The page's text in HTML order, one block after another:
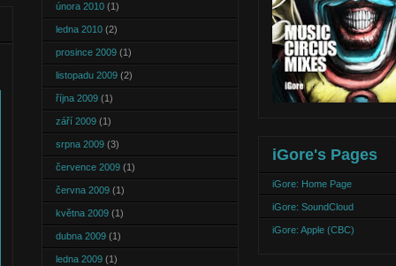
února 2010 (1)
ledna 2010 (2)
prosince 2009 (1)
listopadu 2009 (2)
října 2009 (1)
září 2009 (1)
srpna 2009 (3)
července 2009 (1)
června 2009 (1)
května 2009 (1)
dubna 2009 (1)
ledna 2009 (1)
iGore's Pages
iGore: Home Page
iGore: SoundCloud
iGore: Apple (CBC)